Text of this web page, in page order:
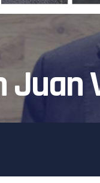
Juan